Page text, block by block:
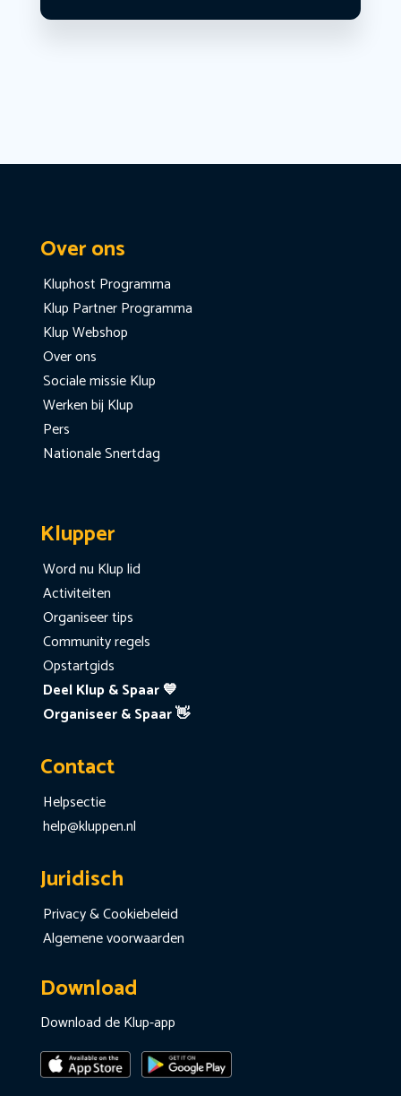
Over ons
Kluphost Programma
Klup Partner Programma
Klup Webshop
Over ons
Sociale missie Klup
Werken bij Klup
Pers
Nationale Snertdag
Klupper
Word nu Klup lid
Activiteiten
Organiseer tips
Community regels
Opstartgids
Deel Klup & Spaar 💙
Organiseer & Spaar 👋
Contact
Helpsectie
help@kluppen.nl
Juridisch
Privacy & Cookiebeleid
Algemene voorwaarden
Download
Download de Klup-app